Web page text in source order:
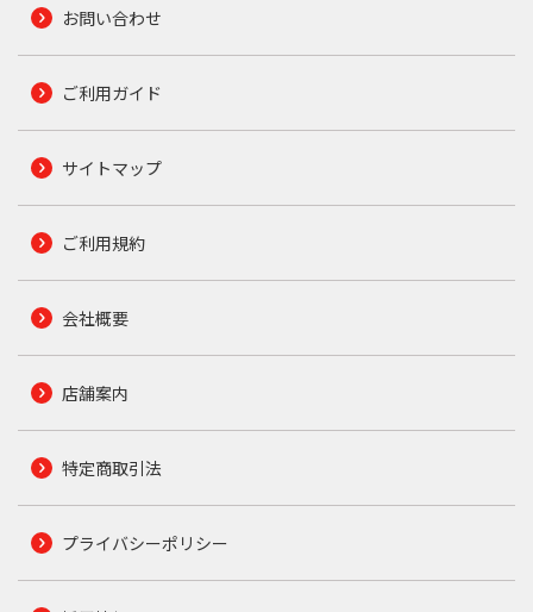
お問い合わせ
ご利用ガイド
サイトマップ
ご利用規約
会社概要
店舗案内
特定商取引法
プライバシーポリシー